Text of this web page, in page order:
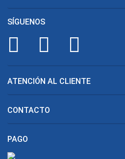
SÍGUENOS
ATENCIÓN AL CLIENTE
CONTACTO
PAGO